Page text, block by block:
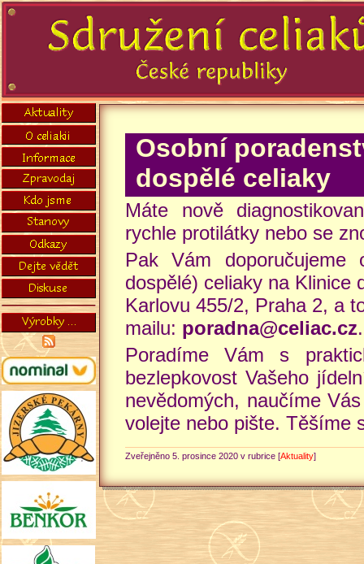
Osobní
dospělé celiaky
Máte nově
rychle protilátky nebo se
Pak Vám
dospělé) celiaky na Klinice
Karlovu 455/2, Praha 2, a
mailu: poradna@celiac.cz.
Poradíme Vám s
bezlepkovost Vašeho
nevědomých, naučíme
volejte nebo pište. Těšíme
Zveřejněno 5. prosince 2020 v rubrice [Aktuality]